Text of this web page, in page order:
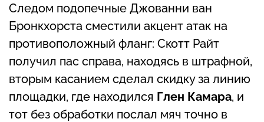
Следом подопечные Джованни ван
Бронкхорста сместили акцент атак на
противоположный фланг: Скотт Райт
получил пас справа, находясь в штрафной,
вторым касанием сделал скидку за линию
площадки, где находился Глен Камара, и
тот без обработки послал мяч точно в